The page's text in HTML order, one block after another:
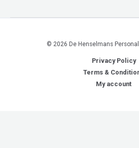
© 2026 De Henselmans
Privacy Policy
Terms &
My account